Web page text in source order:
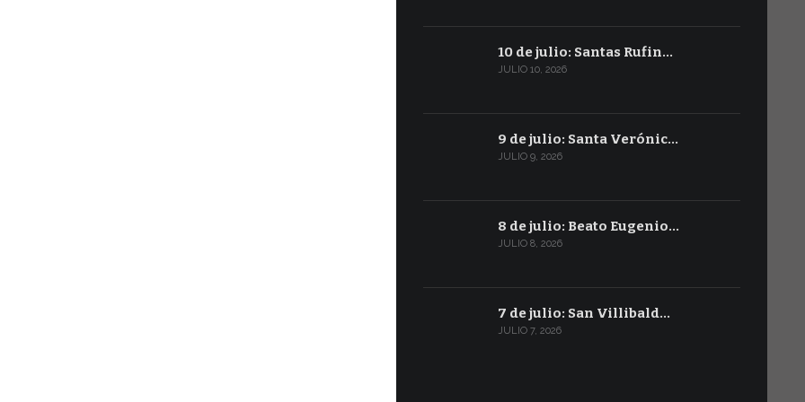
10 de julio: Santas Rufin…
JULIO 10, 2026
9 de julio: Santa Verónic…
JULIO 9, 2026
8 de julio: Beato Eugenio…
JULIO 8, 2026
7 de julio: San Villibald…
JULIO 7, 2026